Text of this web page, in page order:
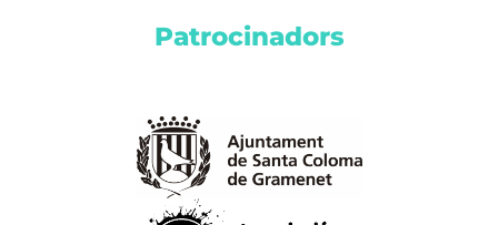
Patrocinadors